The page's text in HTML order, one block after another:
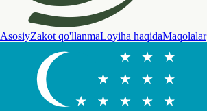
AsosiyZakot qo'llanmaLoyiha haqidaMaqolalar